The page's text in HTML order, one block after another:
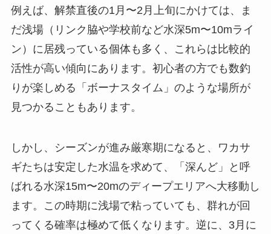
例えば、解禁直後の1月〜2月上旬にかけては、ま
だ浅場（リンク脇や学校前など水深5m〜10mライ
ン）に居残っている個体も多く、これらは比較的
活性が高い傾向にあります。初心者の方でも数釣
りが楽しめる「ボーナスタイム」のような場所が
見つかることもあります。
しかし、シーズンが進み厳寒期になると、ワカサ
ギたちは安定した水温を求めて、「深んど」と呼
ばれる水深15m〜20mのディープエリアへ大移動し
ます。この時期に浅場で粘っていても、群れが回
ってくる確率は極めて低くなります。逆に、3月に